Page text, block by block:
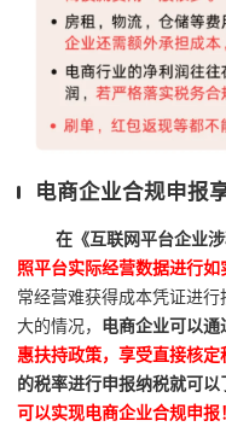
电商企业合规申报
在《互联网平台企业
照平台实际经营数据进行如
常经营难获得成本凭证进
大的情况，
电商企业可以通
惠扶持政策，享受直接核定
的税率进行申报纳税就可以
可以实现电商企业合规申报！